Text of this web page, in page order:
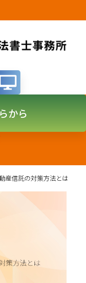
から
産信託の対策
産信託の対策方法とは